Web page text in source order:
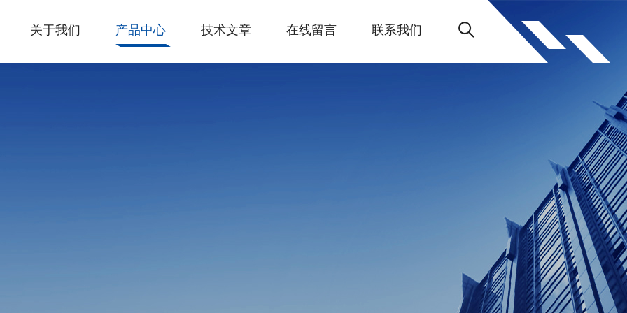
关于我们 产品中心 技术文章 在线留言 联系我们